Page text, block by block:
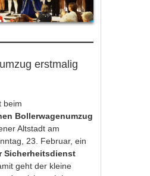
erstmalig
beim
Bollerwagenumzug
Altstadt am
23. Februar, ein
Sicherheitsdienst
geht der kleine